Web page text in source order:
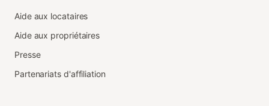
Aide aux locataires
Aide aux propriétaires
Presse
Partenariats d'affiliation